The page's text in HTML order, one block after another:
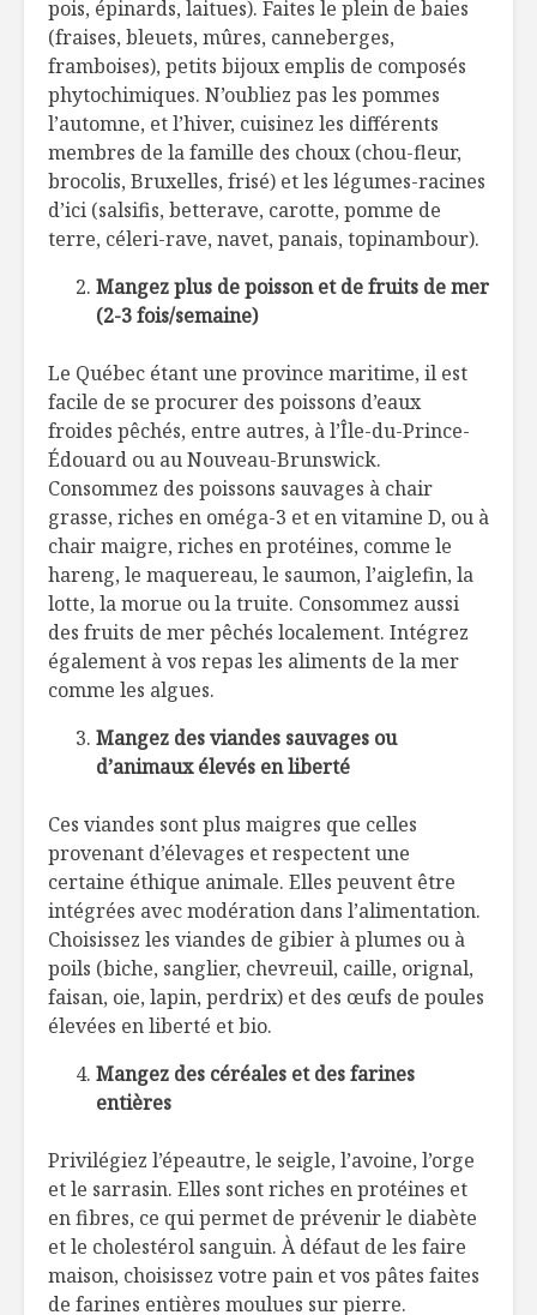
pois, épinards, laitues). Faites le plein de baies
(fraises, bleuets, mûres, canneberges,
framboises), petits bijoux emplis de composés
phytochimiques. N’oubliez pas les pommes
l’automne, et l’hiver, cuisinez les différents
membres de la famille des choux (chou-fleur,
brocolis, Bruxelles, frisé) et les légumes-racines
d’ici (salsifis, betterave, carotte, pomme de
terre, céleri-rave, navet, panais, topinambour).
Mangez plus de poisson et de fruits de mer
(2-3 fois/semaine)
Le Québec étant une province maritime, il est
facile de se procurer des poissons d’eaux
froides pêchés, entre autres, à l’Île-du-Prince-
Édouard ou au Nouveau-Brunswick.
Consommez des poissons sauvages à chair
grasse, riches en oméga-3 et en vitamine D, ou à
chair maigre, riches en protéines, comme le
hareng, le maquereau, le saumon, l’aiglefin, la
lotte, la morue ou la truite. Consommez aussi
des fruits de mer pêchés localement. Intégrez
également à vos repas les aliments de la mer
comme les algues.
Mangez des viandes sauvages ou
d’animaux élevés en liberté
Ces viandes sont plus maigres que celles
provenant d’élevages et respectent une
certaine éthique animale. Elles peuvent être
intégrées avec modération dans l’alimentation.
Choisissez les viandes de gibier à plumes ou à
poils (biche, sanglier, chevreuil, caille, orignal,
faisan, oie, lapin, perdrix) et des œufs de poules
élevées en liberté et bio.
Mangez des céréales et des farines
entières
Privilégiez l’épeautre, le seigle, l’avoine, l’orge
et le sarrasin. Elles sont riches en protéines et
en fibres, ce qui permet de prévenir le diabète
et le cholestérol sanguin. À défaut de les faire
maison, choisissez votre pain et vos pâtes faites
de farines entières moulues sur pierre.